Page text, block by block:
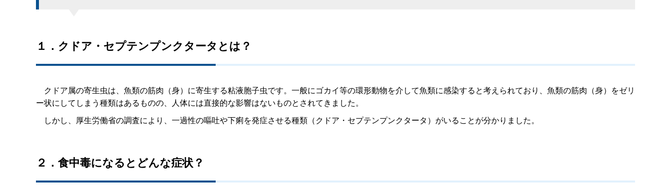
１．クドア・セプテンプンクタータとは？
クドア属の寄生虫は、魚類の筋肉（身）に寄生する粘液胞子虫です。一般にゴカイ等の環形動物を介して魚類に感染すると考えられており、魚類の筋肉（身）をゼリ
ー状にしてしまう種類はあるものの、人体には直接的な影響はないものとされてきました。
しかし、厚生労働省の調査により、一過性の嘔吐や下痢を発症させる種類（クドア・セプテンプンクタータ）がいることが分かりました。
２．食中毒になるとどんな症状？